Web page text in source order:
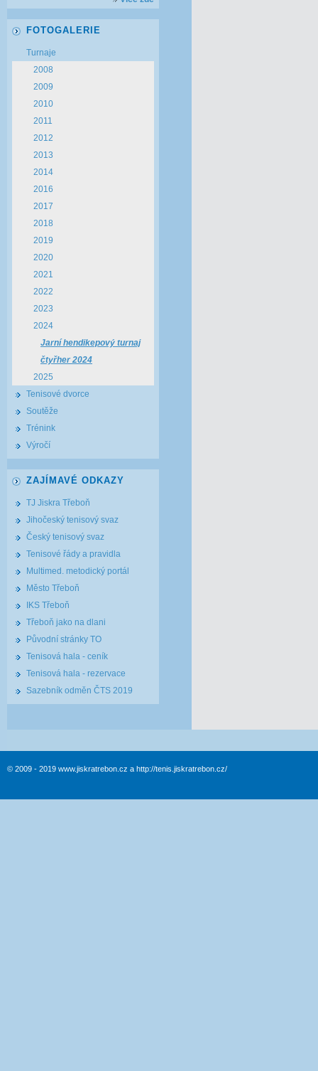
FOTOGALERIE
Turnaje
2008
2009
2010
2011
2012
2013
2014
2016
2017
2018
2019
2020
2021
2022
2023
2024
Jarní hendikepový turnaj
čtyřher 2024
2025
Tenisové dvorce
Soutěže
Trénink
Výročí
ZAJÍMAVÉ ODKAZY
TJ Jiskra Třeboň
Jihočeský tenisový svaz
Český tenisový svaz
Tenisové řády a pravidla
Multimed. metodický portál
Město Třeboň
IKS Třeboň
Třeboň jako na dlani
Původní stránky TO
Tenisová hala - ceník
Tenisová hala - rezervace
Sazebník odměn ČTS 2019
© 2009 - 2019 www.jiskratrebon.cz a http://tenis.jiskratrebon.cz/